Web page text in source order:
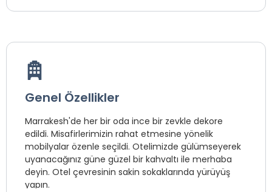
Genel Özellikler
Marrakesh'de her bir oda ince bir zevkle dekore
edildi. Misafirlerimizin rahat etmesine yönelik
mobilyalar özenle seçildi. Otelimizde gülümseyerek
uyanacağınız güne güzel bir kahvaltı ile merhaba
deyin. Otel çevresinin sakin sokaklarında yürüyüş
yapın.